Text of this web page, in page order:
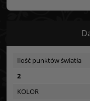
Ilość punktów światła
2
KOLOR